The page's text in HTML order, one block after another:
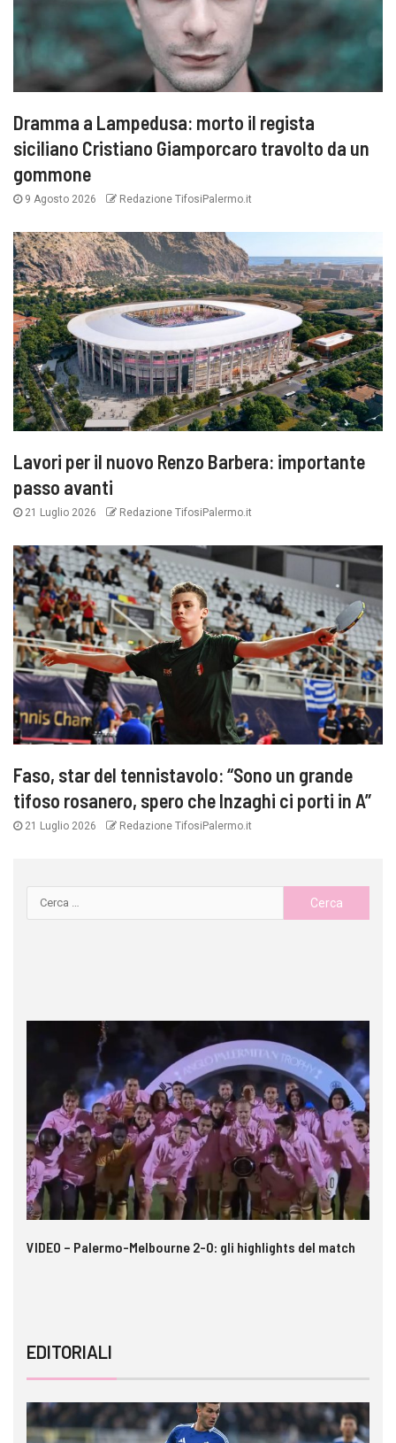
Dramma a Lampedusa: morto il regista
siciliano Cristiano Giamporcaro travolto da un
gommone
9 Agosto 2026 Redazione TifosiPalermo.it
Lavori per il nuovo Renzo Barbera: importante
passo avanti
21 Luglio 2026 Redazione TifosiPalermo.it
Faso, star del tennistavolo: “Sono un grande
tifoso rosanero, spero che Inzaghi ci porti in A”
21 Luglio 2026 Redazione TifosiPalermo.it
VIDEO – Palermo-Melbourne 2-0: gli highlights del match
EDITORIALI